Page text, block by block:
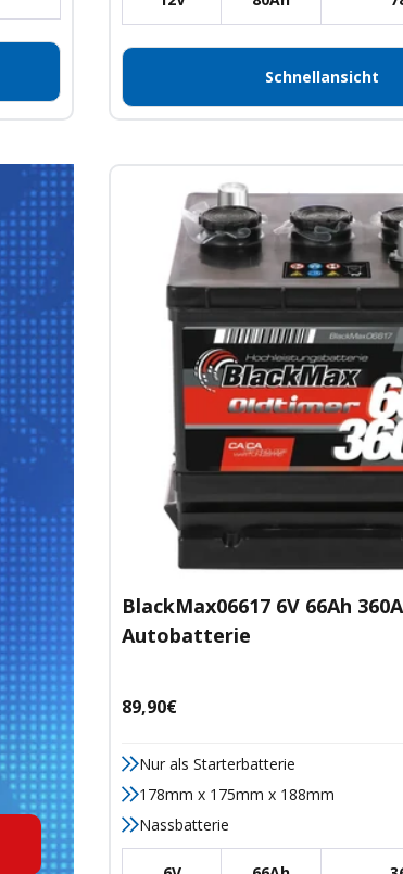
Schnellansicht
BlackMax06617 6V 66Ah
Autobatterie
Angebotspreis
89,90€
Nur als Starterbatterie
178mm x 175mm x 188mm
Nassbatterie